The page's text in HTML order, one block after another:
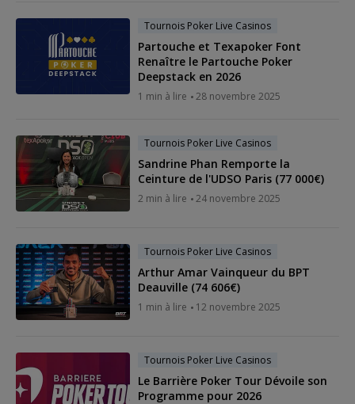
Tournois Poker Live Casinos
Partouche et Texapoker Font
Renaître le Partouche Poker
Deepstack en 2026
1 min à lire 28 novembre 2025
Tournois Poker Live Casinos
Sandrine Phan Remporte la
Ceinture de l'UDSO Paris (77 000€)
2 min à lire 24 novembre 2025
Tournois Poker Live Casinos
Arthur Amar Vainqueur du BPT
Deauville (74 606€)
1 min à lire 12 novembre 2025
Tournois Poker Live Casinos
Le Barrière Poker Tour Dévoile son
Programme pour 2026